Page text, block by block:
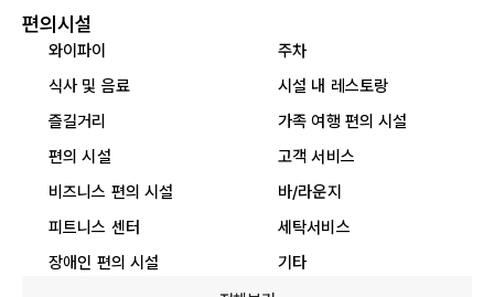
편의시설
와이파이
주차
식사 및 음료
시설 내 레스토랑
즐길거리
가족 여행 편의 시설
편의 시설
고객 서비스
비즈니스 편의 시설
바/라운지
피트니스 센터
세탁서비스
장애인 편의 시설
기타